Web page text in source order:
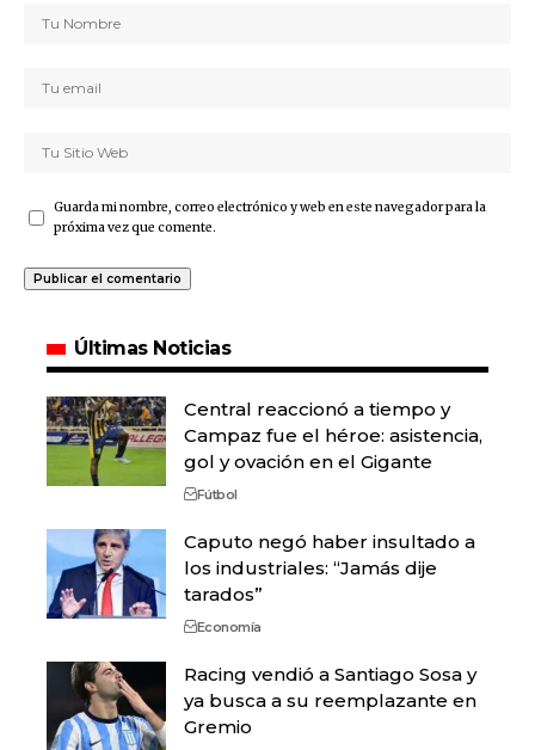
Guarda mi nombre, correo electrónico y web en este navegador para la
próxima vez que comente.
Últimas Noticias
Central reaccionó a tiempo y
Campaz fue el héroe: asistencia,
gol y ovación en el Gigante
Fútbol
Caputo negó haber insultado a
los industriales: “Jamás dije
tarados”
Economía
Racing vendió a Santiago Sosa y
ya busca a su reemplazante en
Gremio